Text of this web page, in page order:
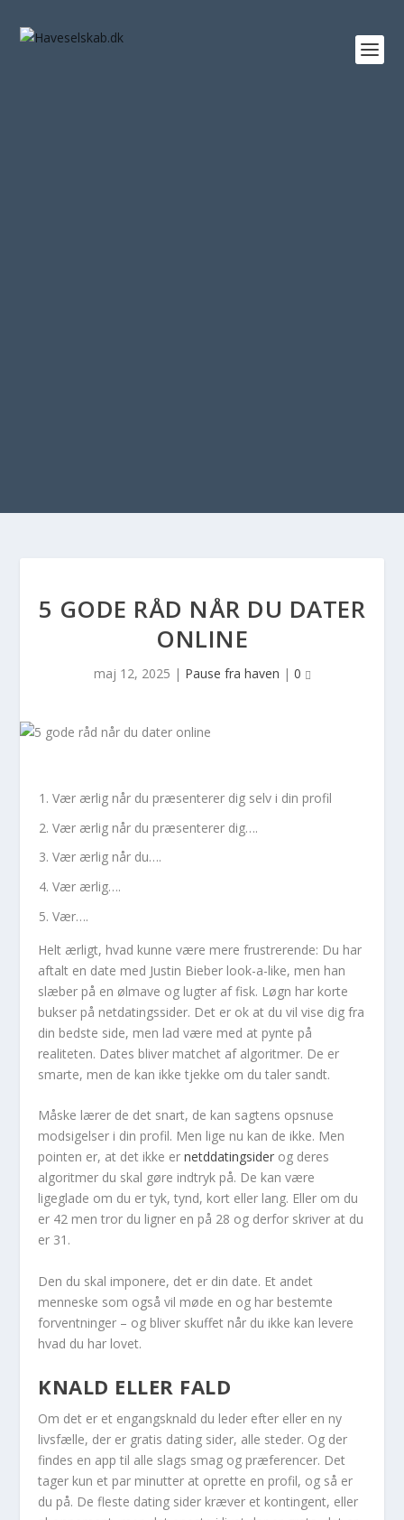
5 GODE RÅD NÅR DU DATER
ONLINE
maj 12, 2025 | Pause fra haven | 0
Vær ærlig når du præsenterer dig selv i din profil
Vær ærlig når du præsenterer dig….
Vær ærlig når du….
Vær ærlig….
Vær….
Helt ærligt, hvad kunne være mere frustrerende: Du har
aftalt en date med Justin Bieber look-a-like, men han
slæber på en ølmave og lugter af fisk. Løgn har korte
bukser på netdatingssider. Det er ok at du vil vise dig fra
din bedste side, men lad være med at pynte på
realiteten. Dates bliver matchet af algoritmer. De er
smarte, men de kan ikke tjekke om du taler sandt.
Måske lærer de det snart, de kan sagtens opsnuse
modsigelser i din profil. Men lige nu kan de ikke. Men
pointen er, at det ikke ernetddatingsider og deres
algoritmer du skal gøre indtryk på. De kan være
ligeglade om du er tyk, tynd, kort eller lang. Eller om du
er 42 men tror du ligner en på 28 og derfor skriver at du
er 31.
Den du skal imponere, det er din date. Et andet
menneske som også vil møde en og har bestemte
forventninger – og bliver skuffet når du ikke kan levere
hvad du har lovet.
KNALD ELLER FALD
Om det er et engangsknald du leder efter eller en ny
livsfælle, der er gratis dating sider, alle steder. Og der
findes en app til alle slags smag og præferencer. Det
tager kun et par minutter at oprette en profil, og så er
du på. De fleste dating sider kræver et kontingent, eller